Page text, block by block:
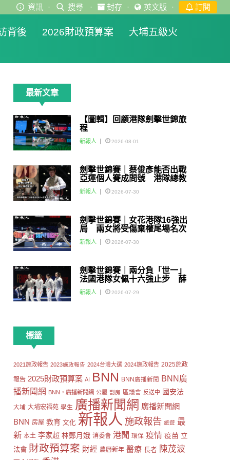
資訊 · 搜尋 · 封存 · 英文版 · 訂閱
背後 2026財政預算案
大埔五級火
最新文章
【圖輯】回顧港隊劍擊世錦旅
程
新報人 2026-08-01
劍擊世錦賽｜蔡俊彥能否出戰
亞運個人賽成問號 港隊總教
練：如醫生話可以一定會用佢
新報人 2026-07-30
劍擊世錦賽｜女花港隊16強出
局 兩女將受傷棄權尾場名次
賽
新報人 2026-07-30
劍擊世錦賽｜兩分負「世一」
法國港隊女佩十六強止步 薛
雅齊：我好有信心我哋可以做
到世界級嘅Team
新報人 2026-07-29
標籤
2021施政報告 2023施政報告 2024台灣大選 2024施政報告 2025施政
報告 2025財政預算案 AI BNN BNN廣播新聞
BNN廣
播新聞網 BNN，廣播新聞網 公屋 劏房 區議會 反送中 國安法
大埔 大埔宏福苑 學生 廣播新聞網 廣播新聞網
BNN 房屋 教育 文化 新報人 施政報告 旅遊 最
新 本土 李家超 林鄭月娥 消委會 港聞 環保 疫情 疫苗 立
法會 財政預算案 財經 農曆新年 醫療 長者 陳茂波